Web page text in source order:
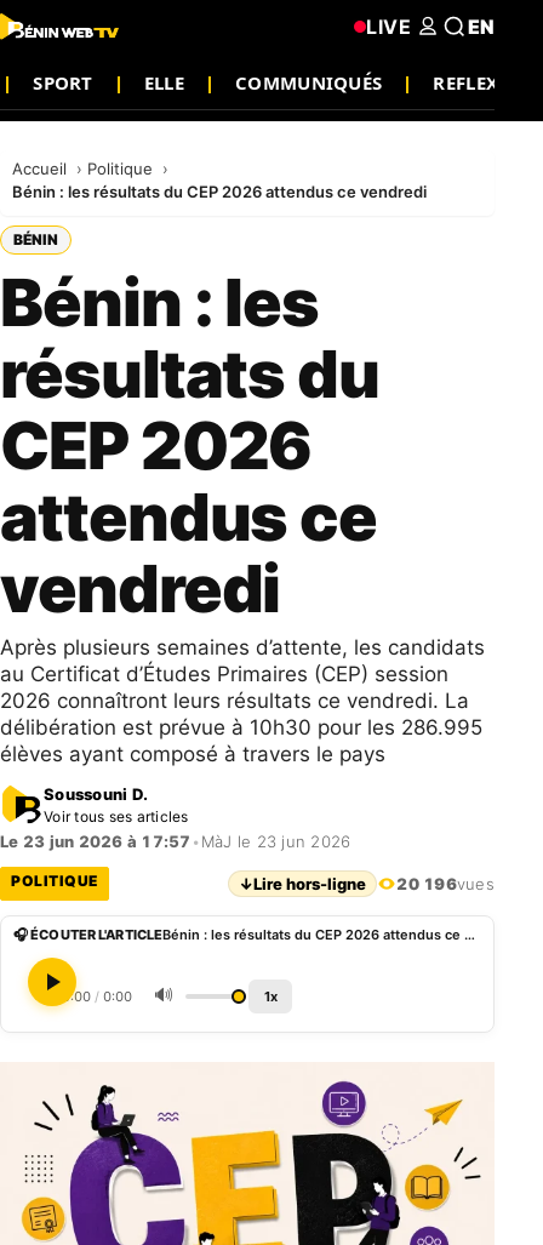
SPORT ELLE COMMUNIQUÉS REFLEXION
LIVE EN
Accueil
Politique
Bénin : les résultats du CEP 2026 attendus ce vendredi
BÉNIN
Bénin : les
résultats du
CEP 2026
attendus ce
vendredi
Après plusieurs semaines d’attente, les candidats
au Certificat d’Études Primaires (CEP) session
2026 connaîtront leurs résultats ce vendredi. La
délibération est prévue à 10h30 pour les 286.995
élèves ayant composé à travers le pays
Soussouni D.
Voir tous ses articles
Le 23 jun 2026 à 17:57 • MàJ le 23 jun 2026
POLITIQUE ↓Lire hors-ligne 20 196vues
🎧 ÉCOUTER L'ARTICLE Bénin : les résultats du CEP 2026 attendus ce vendredi
0:00 / 0:00 🔊 1x